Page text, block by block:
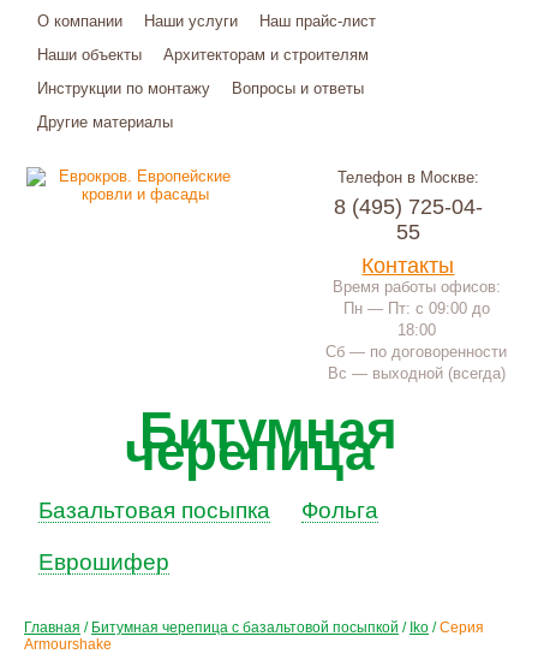
О компании Наши услуги
Наш прайс-лист
Наши объекты
Архитекторам и строителям
Инструкции по монтажу
Вопросы и ответы
Другие материалы
Телефон в Москве:
8 (495) 725-04-
55
Контакты
Время работы офисов:
Пн — Пт: с 09:00 до
18:00
Сб — по договоренности
Вс — выходной (всегда)
Битумная
черепица
Базальтовая посыпка Фольга
Еврошифер
Главная / Битумная черепица с базальтовой посыпкой / Iko /Серия
Armourshake